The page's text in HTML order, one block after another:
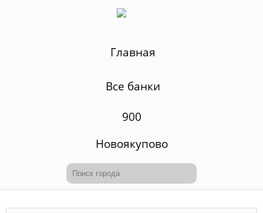
Главная
Все банки
900
Новоякупово